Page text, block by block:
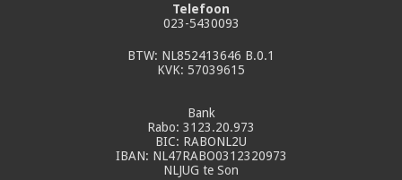
Telefoon
023-5430093
BTW: NL852413646 B.0.1
KVK: 57039615
Bank
Rabo: 3123.20.973
BIC: RABONL2U
IBAN: NL47RABO0312320973
NLJUG te Son